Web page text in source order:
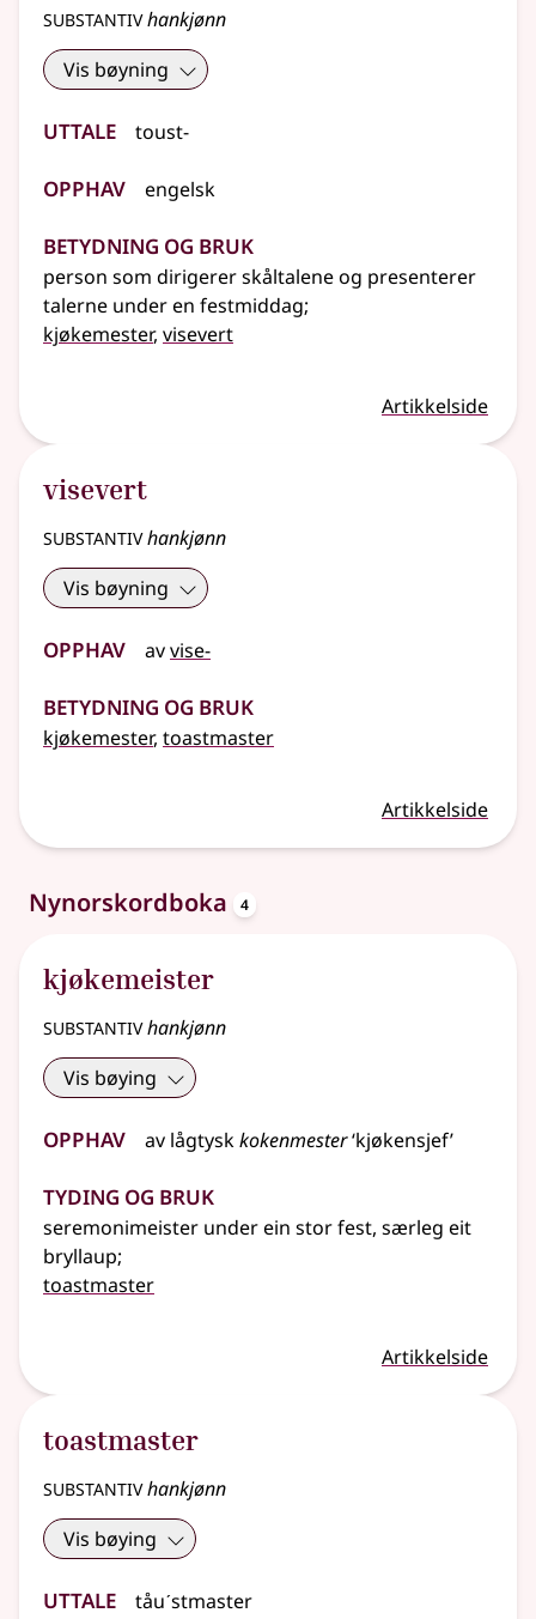
substantivhankjønn
Vis bøyning
Uttale toust-
Opphav engelsk
Betydning og bruk
person som dirigerer skåltalene og presenterer
talerne under en festmiddag;
kjøkemester, visevert
Artikkelside
visevert
substantivhankjønn
Vis bøyning
Opphav avvise-
Betydning og bruk
kjøkemester, toastmaster
Artikkelside
Nynorskordboka 4
kjøkemeister
substantivhankjønn
Vis bøying
Opphav av lågtyskkokenmester‘kjøkensjef’
Tyding og bruk
seremonimeister under ein stor fest, særleg eit
bryllaup;
toastmaster
Artikkelside
toastmaster
substantivhankjønn
Vis bøying
Uttale tåuˊstmaster